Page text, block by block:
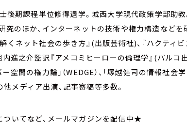
後期課程単位修得退学。城西大学現代政策学部助教
究のほか、インターネットの技術や権力構造などを
くネット社会の歩き方』(出版芸術社)、『ハクティ
内進之介監訳『アメコミヒーローの倫理学』(パルコ
間の権力論」（WEDGE）、「塚越健司の情報社会学
メディア出演、記事寄稿等多数。
いてなど、メールマガジンを配信中★